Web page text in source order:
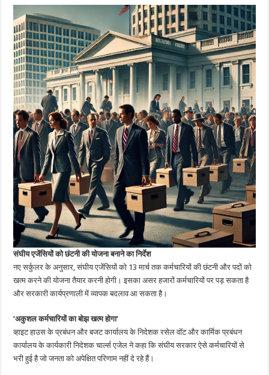
संघीय एजेंसियों को छंटनी की योजना बनाने का निर्देश
नए सर्कुलर के अनुसार, संघीय एजेंसियों को 13 मार्च तक कर्मचारियों की छंटनी और पदों को
खत्म करने की योजना तैयार करनी होगी। इसका असर हजारों कर्मचारियों पर पड़ सकता है
और सरकारी कार्यप्रणाली में व्यापक बदलाव आ सकता है।
‘अकुशल कर्मचारियों का बोझ खत्म होगा’
व्हाइट हाउस के प्रबंधन और बजट कार्यालय के निदेशक रसेल वॉट और कार्मिक प्रबंधन
कार्यालय के कार्यकारी निदेशक चार्ल्स एजेल ने कहा कि संघीय सरकार ऐसे कर्मचारियों से
भरी हुई है जो जनता को अपेक्षित परिणाम नहीं दे रहे हैं।